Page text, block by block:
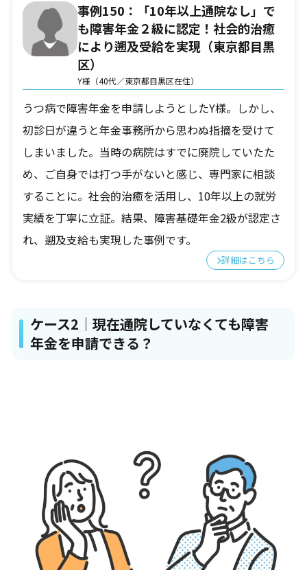
事例150：「10年以上通院なし」で
も障害年金２級に認定！社会的治癒
により遡及受給を実現（東京都目黒
区）
Y様（40代／東京都目黒区在住）
うつ病で障害年金を申請しようとしたY様。しかし、
初診日が違うと年金事務所から思わぬ指摘を受けて
しまいました。当時の病院はすでに廃院していたた
め、ご自身では打つ手がないと感じ、専門家に相談
することに。社会的治癒を活用し、10年以上の就労
実績を丁寧に立証。結果、障害基礎年金2級が認定さ
れ、遡及支給も実現した事例です。
詳細はこちら
ケース2｜現在通院していなくても障害
年金を申請できる？